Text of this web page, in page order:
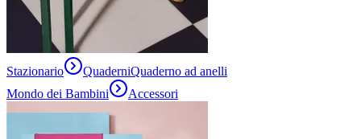
Stazionario QuaderniQuaderno ad anelli
Mondo dei Bambini
Accessori